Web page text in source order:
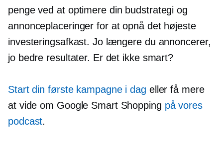
penge ved at optimere din budstrategi og
annonceplaceringer for at opnå det højeste
investeringsafkast. Jo længere du annoncerer,
jo bedre resultater. Er det ikke smart?
Start din første kampagne i dag eller få mere
at vide om Google Smart Shopping på vores
podcast.